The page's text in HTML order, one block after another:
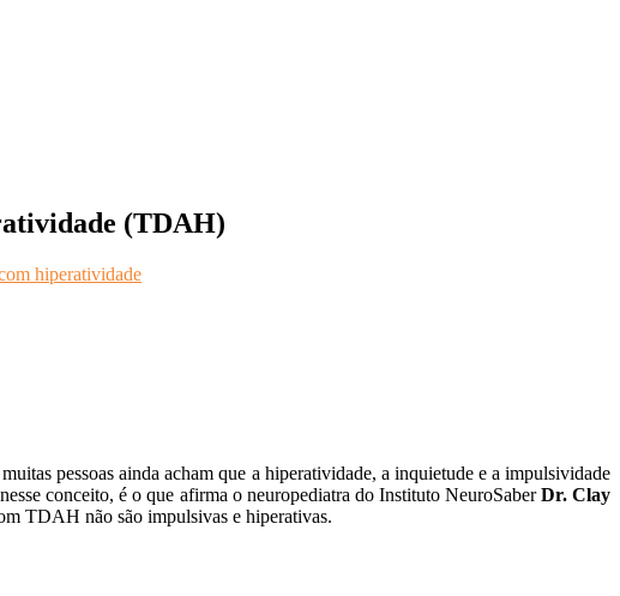
(TDAH)
hiperatividade
pessoas ainda acham que a hiperatividade, a inquietude e a impulsividade
conceito, é o que afirma o neuropediatra do Instituto NeuroSaberDr. Clay
TDAH não são impulsivas e hiperativas.